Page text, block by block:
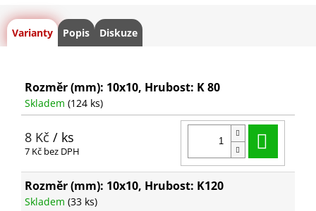
Varianty Popis Diskuze
Rozměr (mm): 10x10, Hrubost: K 80
Skladem (124 ks)
8 Kč / ks
7 Kč bez DPH
Rozměr (mm): 10x10, Hrubost: K120
Skladem (33 ks)